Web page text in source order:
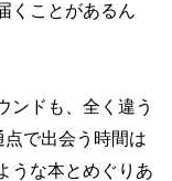
くことがあるん
ンドも、全く違う
点で出会う時間は
うな本とめぐりあ